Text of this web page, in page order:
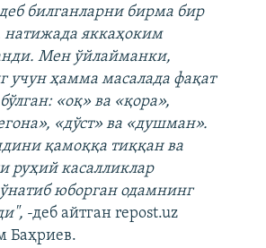
билганларни бирма бир
натижада яккаҳоким
Мен ўйлайманки,
учун ҳамма масалада фақат
«оқ» ва «қора»,
«дўст» ва «душман».
қамоққа тиққан ва
руҳий касалликлар
юборган одамнинг
-деб айтган repost.uz
Баҳриев.